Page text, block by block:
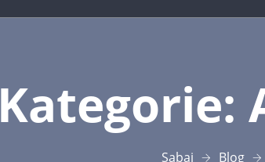
Kategorie:
Sabaj Blog